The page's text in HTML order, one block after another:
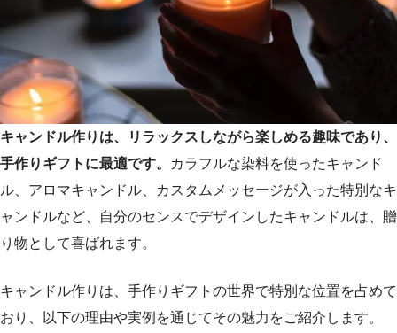
キャンドル作りは、リラックスしながら楽しめる趣味であり、
手作りギフトに最適です。
カラフルな染料を使ったキャンド
ル、アロマキャンドル、カスタムメッセージが入った特別なキ
ャンドルなど、自分のセンスでデザインしたキャンドルは、贈
り物として喜ばれます。
キャンドル作りは、手作りギフトの世界で特別な位置を占めて
おり、以下の理由や実例を通じてその魅力をご紹介します。